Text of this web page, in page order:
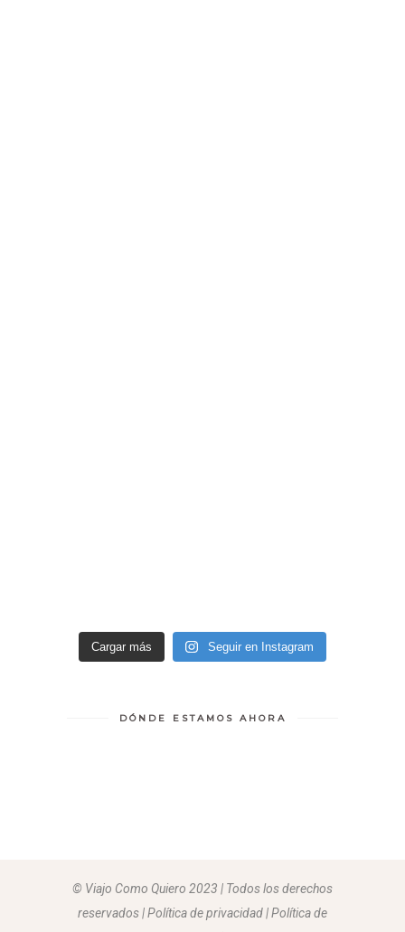
Cargar más Seguir en Instagram
DÓNDE ESTAMOS AHORA
© Viajo Como Quiero 2023 | Todos los derechos
reservados | Política de privacidad | Política de